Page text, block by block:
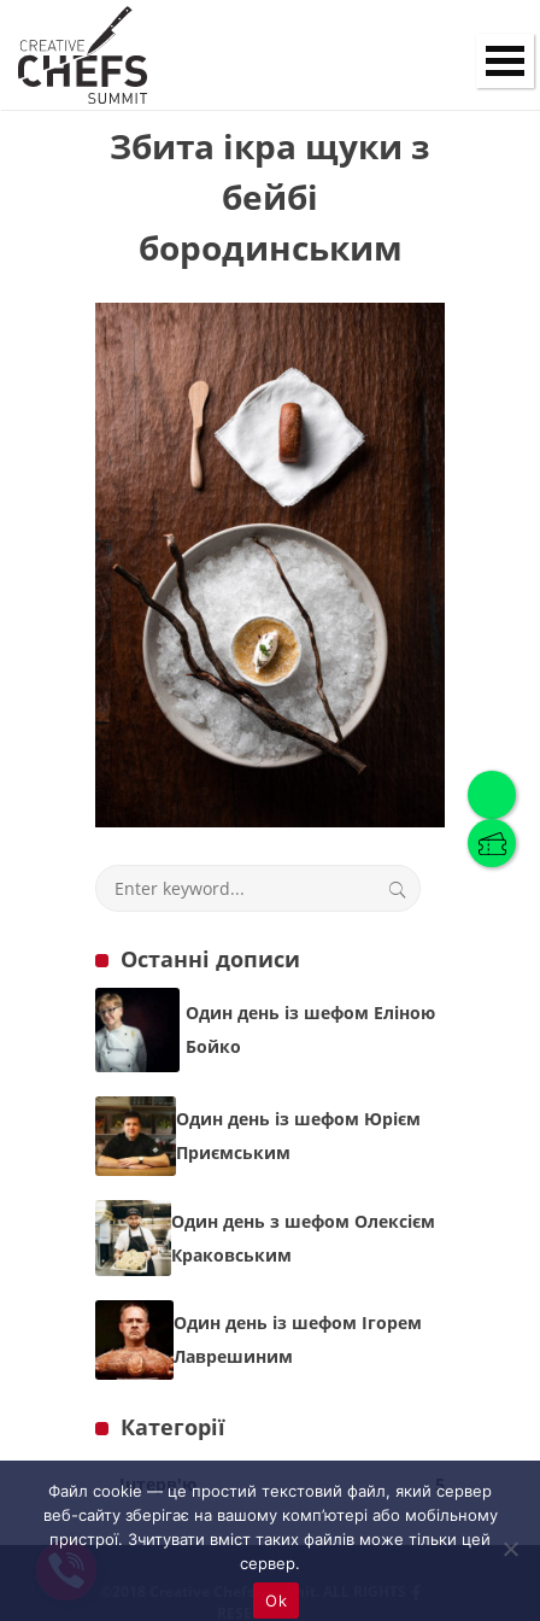
Українська ( Українська)
Українська English
Збита ікра щуки з
бейбі
бородинським
Останні дописи
Один день із шефом Еліною
Бойко
Один день із шефом Юрієм
Приємським
Один день з шефом Олексієм
Краковським
Один день із шефом Ігорем
Лаврешиним
Категорії
Інтерв'ю 5
©2018 Creative Chefs Summit. ALL RIGHTS
RESERVED
Файл cookie — це простий текстовий файл, який сервер
веб-сайту зберігає на вашому комп’ютері або мобільному
пристрої. Зчитувати вміст таких файлів може тільки цей
сервер.
Ok